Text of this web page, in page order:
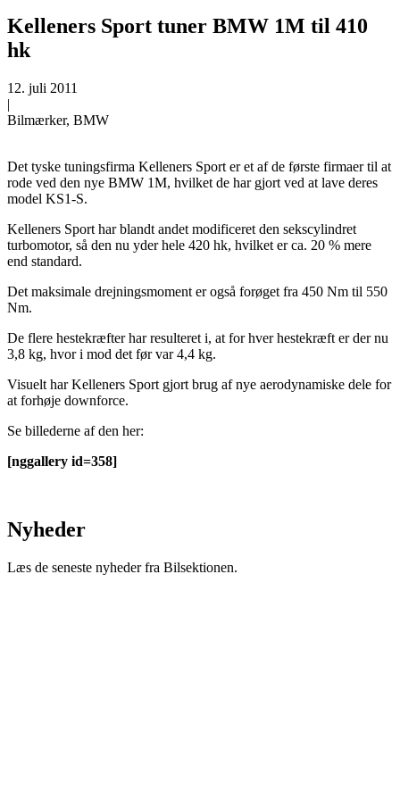
Kelleners Sport tuner BMW 1M til 410
hk
12. juli 2011
|
Bilmærker, BMW
Det tyske tuningsfirma Kelleners Sport er et af de første firmaer til at
rode ved den nye BMW 1M, hvilket de har gjort ved at lave deres
model KS1-S.
Kelleners Sport har blandt andet modificeret den sekscylindret
turbomotor, så den nu yder hele 420 hk, hvilket er ca. 20 % mere
end standard.
Det maksimale drejningsmoment er også forøget fra 450 Nm til 550
Nm.
De flere hestekræfter har resulteret i, at for hver hestekræft er der nu
3,8 kg, hvor i mod det før var 4,4 kg.
Visuelt har Kelleners Sport gjort brug af nye aerodynamiske dele for
at forhøje downforce.
Se billederne af den her:
[nggallery id=358]
Nyheder
Læs de seneste nyheder fra Bilsektionen.